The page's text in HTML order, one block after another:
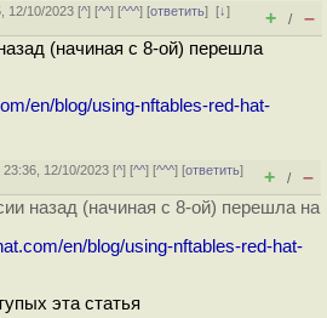
12/10/2023 [^] [^^] [^^^] [ответить][↓]
+ / –
(начиная с 8-ой) перешла
en/blog/using-nftables-red-hat-
23:36, 12/10/2023 [^] [^^] [^^^] [ответить]
+ / –
назад (начиная с 8-ой) перешла на
en/blog/using-nftables-red-hat-
эта статья